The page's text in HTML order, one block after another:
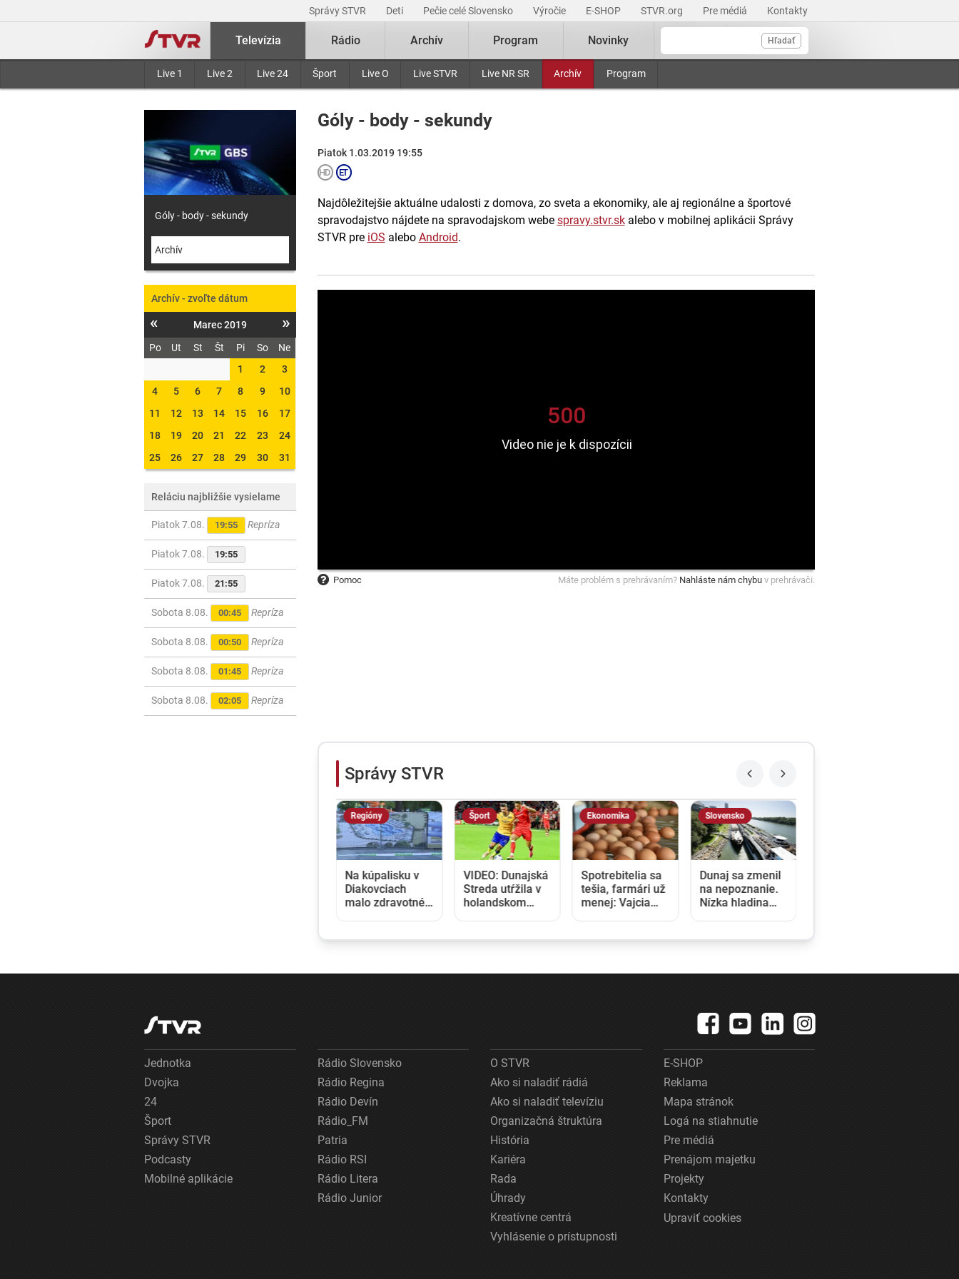
Správy STVR Deti Pečie celé Slovensko Výročie E-SHOP STVR.org Pre médiá Kontakty
Hľadať
Televízia
Live 1 Live 2 Live 24 Šport Live O Live STVR Live NR SR Archív Program
Rádio Archív Program Novinky
Góly - body - sekundy
Piatok 1.03.2019 19:55
Najdôležitejšie aktuálne udalosti z domova, zo sveta a ekonomiky, ale aj regionálne a športové
spravodajstvo nájdete na spravodajskom webe spravy.stvr.skalebo v mobilnej aplikácii Správy
STVR pre iOS alebo Android.
Pomoc Máte problém s prehrávaním? Nahláste nám chybu v prehrávači.
Góly - body - sekundy
Archív
Archív - zvoľte dátum
« Marec 2019 »
Po Ut St Št Pi So
Ne
1
2
3
4
5 6 7 8 9
10
11
12 13 14 15 16
17
18
19 20 21 22 23
24
25
26 27 28 29 30 31
Reláciu najbližšie vysielame
Piatok 7.08. 19:55 Repríza
Piatok 7.08. 19:55
Piatok 7.08. 21:55
Sobota 8.08. 00:45 Repríza
Sobota 8.08. 00:50 Repríza
Sobota 8.08. 01:45 Repríza
Sobota 8.08. 02:05 Repríza
Správy STVR
Regióny
Na kúpalisku v
Diakovciach
malo zdravotné
skončilo v
Šport
VIDEO: Dunajská
Streda utŕžila v
holandskom
odvete sa bude
Ekonomika
Spotrebitelia sa
tešia, farmári už
menej: Vajcia
minimum
Slovensko
Dunaj sa zmenil
na nepoznanie.
Nízka hladina
na prepravu
Jednotka
Dvojka
24
Šport
Správy STVR
Podcasty
Mobilné aplikácie
Rádio Slovensko
Rádio Regina
Rádio Devín
Rádio_FM
Patria
Rádio RSI
Rádio Litera
Rádio Junior
O STVR
Ako si naladiť rádiá
Ako si naladiť televíziu
Organizačná štruktúra
História
Kariéra
Rada
Úhrady
Kreatívne centrá
Vyhlásenie o prístupnosti
E-SHOP
Reklama
Mapa stránok
Logá na stiahnutie
Pre médiá
Prenájom majetku
Projekty
Kontakty
Upraviť cookies